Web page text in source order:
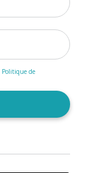
Politique de